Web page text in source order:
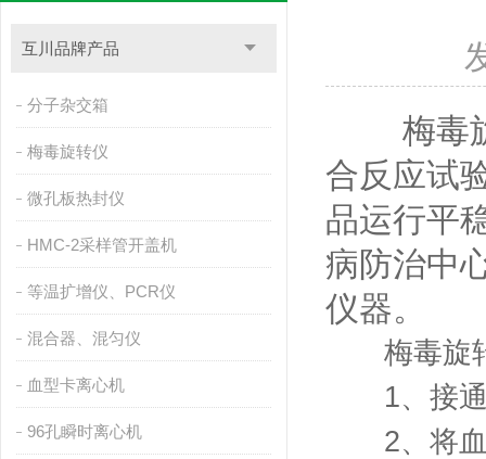
互川品牌产品
分子杂交箱
梅毒旋转仪
微孔板热封仪
HMC-2采样管开盖机
等温扩增仪、PCR仪
混合器、混匀仪
血型卡离心机
96孔瞬时离心机
梅毒旋
合反应试
品运行平
病防治中
仪器。
梅毒旋转
1、接通
2、将血